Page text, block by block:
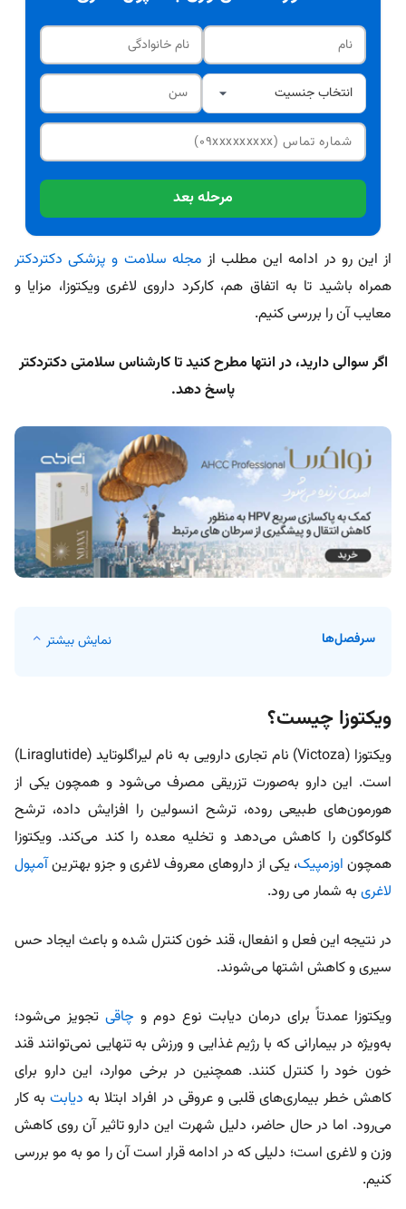
مرحله بعد
از این رو در ادامه این مطلب از مجله سلامت و پزشکی دکتردکتر
همراه باشید تا به اتفاق هم، کارکرد داروی لاغری ویکتوزا، مزایا و
معایب آن را بررسی کنیم.
اگر سوالی دارید، در انتها مطرح کنید تا کارشناس سلامتی دکتردکتر
پاسخ دهد.
سرفصل‌ها نمایش بیشتر
ویکتوزا چیست؟
ویکتوزا (Victoza) نام تجاری دارویی به نام لیراگلوتاید (Liraglutide)
است. این دارو به‌صورت تزریقی مصرف می‌شود و همچون یکی از
هورمون‌های طبیعی روده، ترشح انسولین را افزایش داده، ترشح
گلوکاگون را کاهش می‌دهد و تخلیه معده را کند می‌کند. ویکتوزا
همچون اوزمپیک، یکی از داروهای معروف لاغری و جزو بهترینآمپول‌
لاغری به شمار می رود.
در نتیجه این فعل و انفعال، قند خون کنترل شده و باعث ایجاد حس
سیری و کاهش اشتها می‌شوند.
ویکتوزا عمدتاً برای درمان دیابت نوع دوم و چاقی تجویز می‌شود؛
به‌ویژه در بیمارانی که با رژیم غذایی و ورزش به تنهایی نمی‌توانند قند
خون خود را کنترل کنند. همچنین در برخی موارد، این دارو برای
کاهش خطر بیماری‌های قلبی و عروقی در افراد ابتلا به دیابتبه کار
می‌رود. اما در حال حاضر، دلیل شهرت این دارو تاثیر آن روی کاهش
وزن و لاغری است؛ دلیلی که در ادامه قرار است آن را مو به مو بررسی
کنیم.